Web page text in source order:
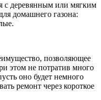
с деревянным или мягким
домашнего газона:
позволяющее
этом не потратив много
оно будет немного
ремонт через короткое